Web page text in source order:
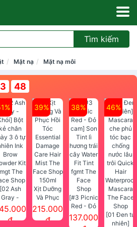
Tìm kiếm
Mặt nạ Mặt nạ môi
47
[02 Ash
Gray -
Bột
kẻ chân
đ
39%
Xịt Dưỡng
Và Phục
Hồi Tóc
Essential
215.000
đ
38%
[#3 Picnic
Red - Đỏ
cam] Son
137.000
46%
[01 Đen tự
nhiên]